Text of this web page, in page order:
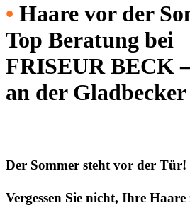
• Haare vor der
Top Beratung bei
FRISEUR BECK
an der
Der Sommer steht vor der Tür!
Vergessen Sie nicht, Ihre